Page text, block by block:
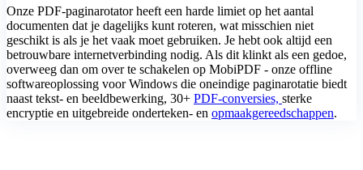
Onze PDF-paginarotator heeft een harde limiet op het aantal
documenten dat je dagelijks kunt roteren, wat misschien niet
geschikt is als je het vaak moet gebruiken. Je hebt ook altijd een
betrouwbare internetverbinding nodig. Als dit klinkt als een gedoe,
overweeg dan om over te schakelen op MobiPDF - onze offline
softwareoplossing voor Windows die oneindige paginarotatie biedt
naast tekst- en beeldbewerking, 30+ PDF-conversies, sterke
encryptie en uitgebreide onderteken- en opmaakgereedschappen.